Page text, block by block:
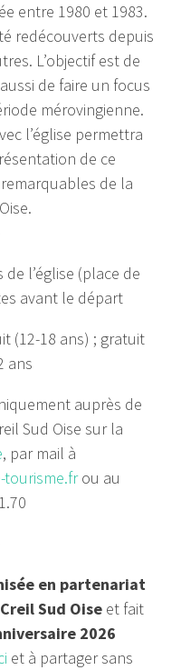
entre 1980 et 1983.
redécouverts depuis
L’objectif est de
de faire un focus
mérovingienne.
l’église permettra
de ce
de la
de l’église (place de
avant le départ
(12-18 ans) ; gratuit
ans
auprès de
Sud Oise sur la
, par mail à
tourisme.frou au
en partenariat
Sud Oise et fait
2026
et à partager sans